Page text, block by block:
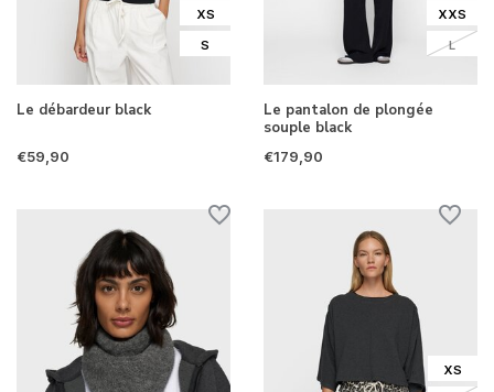
XS
S
Le débardeur black
€59,90
XXS
L
Le pantalon de plongée
souple black
€179,90
XS